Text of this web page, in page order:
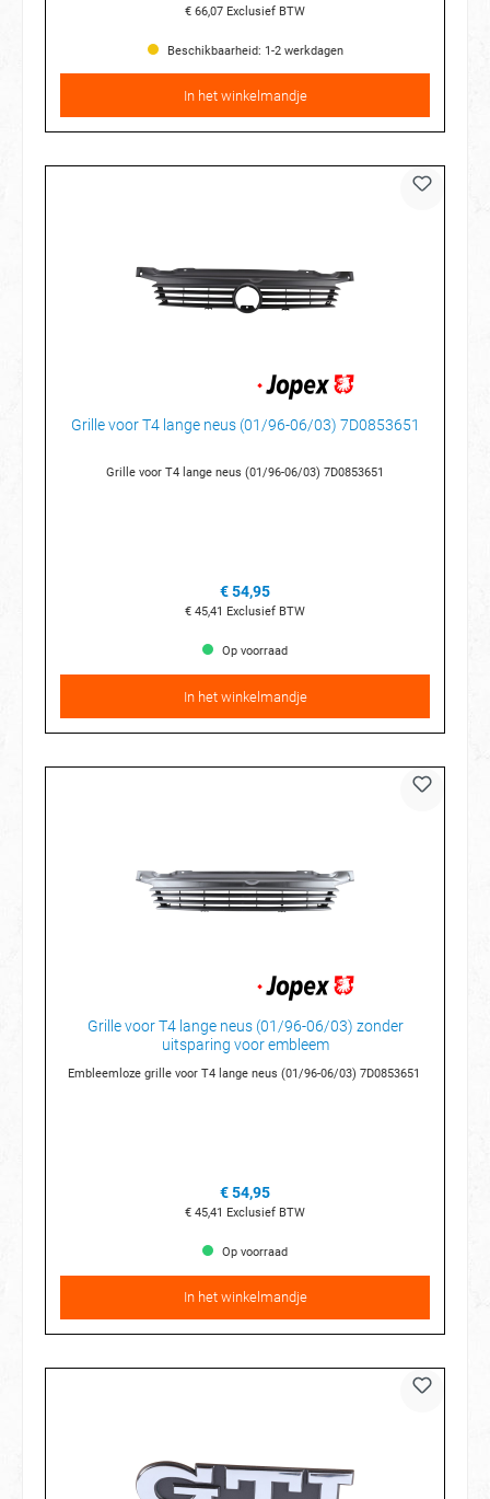
€ 66,07 Exclusief BTW
Beschikbaarheid: 1-2 werkdagen
In het winkelmandje
Grille voor T4 lange neus (01/96-06/03) 7D0853651
Grille voor T4 lange neus (01/96-06/03) 7D0853651
€ 54,95
€ 45,41 Exclusief BTW
Op voorraad
In het winkelmandje
Grille voor T4 lange neus (01/96-06/03) zonder
uitsparing voor embleem
Embleemloze grille voor T4 lange neus (01/96-06/03) 7D0853651
€ 54,95
€ 45,41 Exclusief BTW
Op voorraad
In het winkelmandje